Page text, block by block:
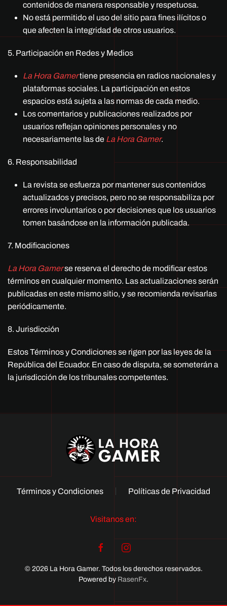
contenidos de manera responsable y respetuosa.
No está permitido el uso del sitio para fines ilícitos o
que afecten la integridad de otros usuarios.
5. Participación en Redes y Medios
La Hora Gamertiene presencia en radios nacionales y
plataformas sociales. La participación en estos
espacios está sujeta a las normas de cada medio.
Los comentarios y publicaciones realizados por
usuarios reflejan opiniones personales y no
necesariamente las de La Hora Gamer.
6. Responsabilidad
La revista se esfuerza por mantener sus contenidos
actualizados y precisos, pero no se responsabiliza por
errores involuntarios o por decisiones que los usuarios
tomen basándose en la información publicada.
7. Modificaciones
La Hora Gamerse reserva el derecho de modificar estos
términos en cualquier momento. Las actualizaciones serán
publicadas en este mismo sitio, y se recomienda revisarlas
periódicamente.
8. Jurisdicción
Estos Términos y Condiciones se rigen por las leyes de la
República del Ecuador. En caso de disputa, se someterán a
la jurisdicción de los tribunales competentes.
Términos y Condiciones Políticas de Privacidad
Visitanos en:
© 2026 La Hora Gamer. Todos los derechos reservados.
Powered by RasenFx.